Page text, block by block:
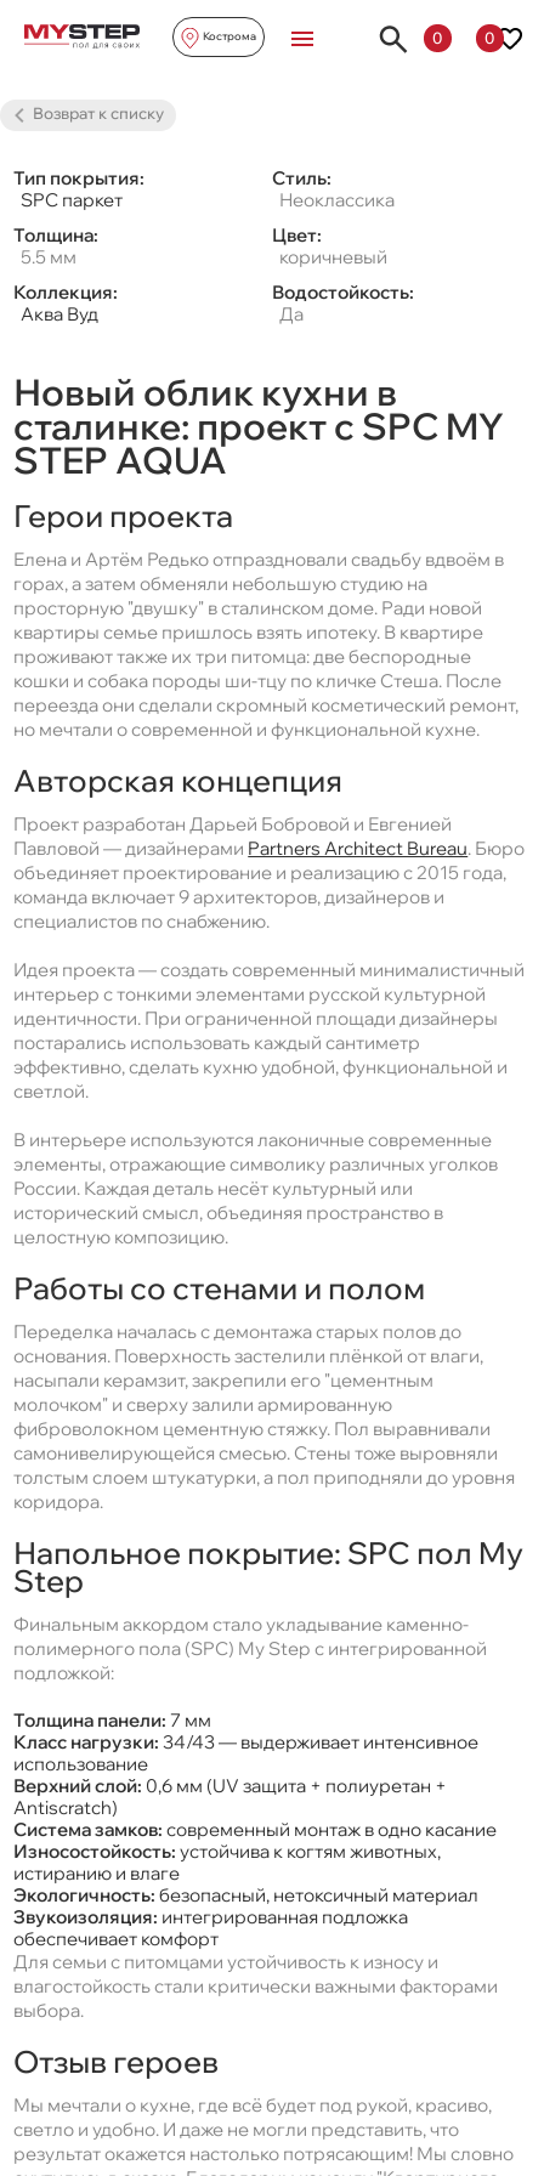
Кострома 0 0
Возврат к списку
Тип покрытия:
SPC паркет
Стиль:
Неоклассика
Толщина:
5.5 мм
Цвет:
коричневый
Коллекция:
Аква Вуд
Водостойкость:
Да
Новый облик кухни в
сталинке: проект с SPC MY
STEP AQUA
Герои проекта
Елена и Артём Редько отпраздновали свадьбу вдвоём в
горах, а затем обменяли небольшую студию на
просторную "двушку" в сталинском доме. Ради новой
квартиры семье пришлось взять ипотеку. В квартире
проживают также их три питомца: две беспородные
кошки и собака породы ши-тцу по кличке Стеша. После
переезда они сделали скромный косметический ремонт,
но мечтали о современной и функциональной кухне.
Авторская концепция
Проект разработан Дарьей Бобровой и Евгенией
Павловой — дизайнерами Partners Architect Bureau. Бюро
объединяет проектирование и реализацию с 2015 года,
команда включает 9 архитекторов, дизайнеров и
специалистов по снабжению.
Идея проекта — создать современный минималистичный
интерьер с тонкими элементами русской культурной
идентичности. При ограниченной площади дизайнеры
постарались использовать каждый сантиметр
эффективно, сделать кухню удобной, функциональной и
светлой.
В интерьере используются лаконичные современные
элементы, отражающие символику различных уголков
России. Каждая деталь несёт культурный или
исторический смысл, объединяя пространство в
целостную композицию.
Работы со стенами и полом
Переделка началась с демонтажа старых полов до
основания. Поверхность застелили плёнкой от влаги,
насыпали керамзит, закрепили его "цементным
молочком" и сверху залили армированную
фиброволокном цементную стяжку. Пол выравнивали
самонивелирующейся смесью. Стены тоже выровняли
толстым слоем штукатурки, а пол приподняли до уровня
коридора.
Напольное покрытие: SPC пол My
Step
Финальным аккордом стало укладывание каменно-
полимерного пола (SPC) My Step с интегрированной
подложкой:
Толщина панели: 7 мм
Класс нагрузки: 34/43 — выдерживает интенсивное
использование
Верхний слой: 0,6 мм (UV защита + полиуретан +
Antiscratch)
Система замков: современный монтаж в одно касание
Износостойкость: устойчива к когтям животных,
истиранию и влаге
Экологичность: безопасный, нетоксичный материал
Звукоизоляция: интегрированная подложка
обеспечивает комфорт
Для семьи с питомцами устойчивость к износу и
влагостойкость стали критически важными факторами
выбора.
Отзыв героев
Мы мечтали о кухне, где всё будет под рукой, красиво,
светло и удобно. И даже не могли представить, что
результат окажется настолько потрясающим! Мы словно